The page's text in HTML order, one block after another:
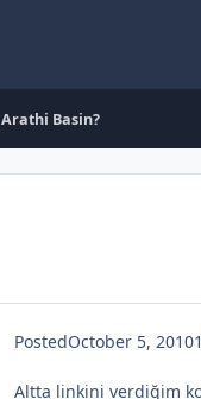
Arathi Basin?
PostedOctober 5, 2010
Altta linkini verdiğim